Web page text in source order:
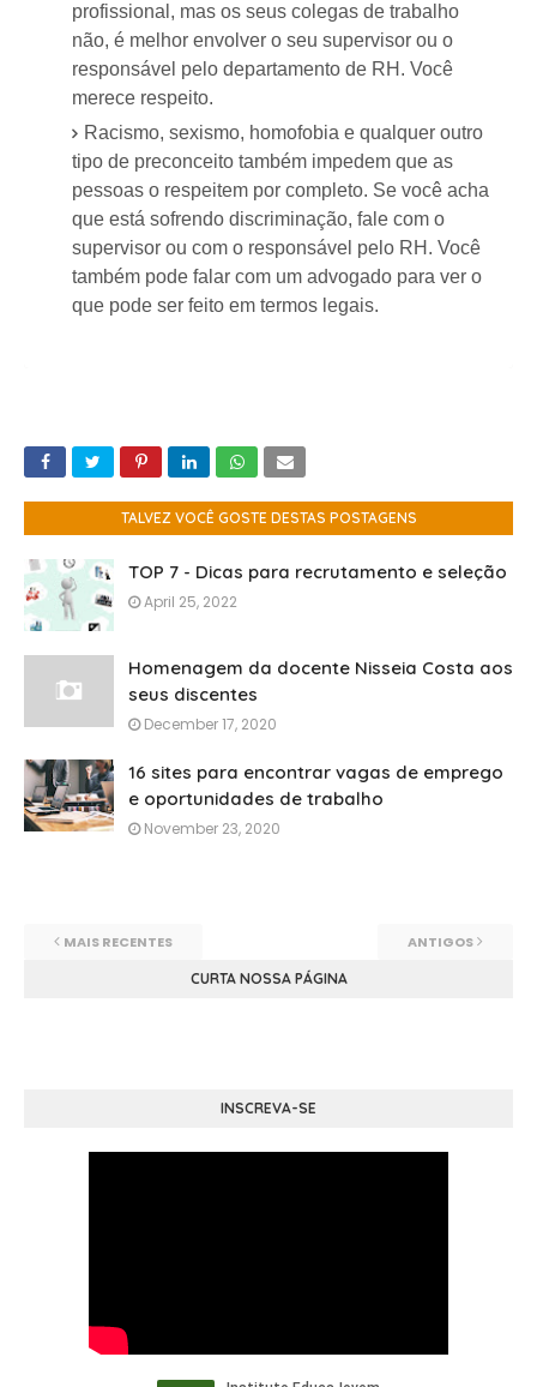
profissional, mas os seus colegas de trabalho
não, é melhor envolver o seu supervisor ou o
responsável pelo departamento de RH. Você
merece respeito.
Racismo, sexismo, homofobia e qualquer outro
tipo de preconceito também impedem que as
pessoas o respeitem por completo. Se você acha
que está sofrendo discriminação, fale com o
supervisor ou com o responsável pelo RH. Você
também pode falar com um advogado para ver o
que pode ser feito em termos legais.
TALVEZ VOCÊ GOSTE DESTAS POSTAGENS
TOP 7 - Dicas para recrutamento e seleção
April 25, 2022
Homenagem da docente Nisseia Costa aos
seus discentes
December 17, 2020
16 sites para encontrar vagas de emprego
e oportunidades de trabalho
November 23, 2020
MAIS RECENTES ANTIGOS
CURTA NOSSA PÁGINA
INSCREVA-SE